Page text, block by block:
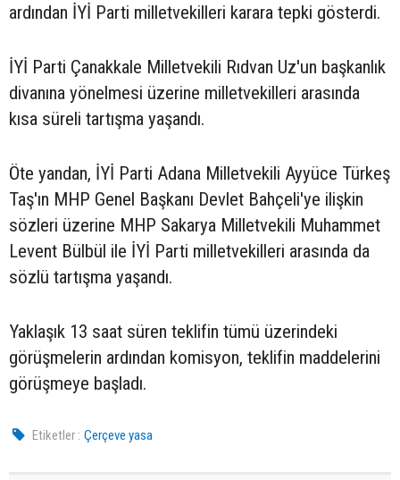
ardından İYİ Parti milletvekilleri karara tepki gösterdi.
İYİ Parti Çanakkale Milletvekili Rıdvan Uz'un başkanlık
divanına yönelmesi üzerine milletvekilleri arasında
kısa süreli tartışma yaşandı.
Öte yandan, İYİ Parti Adana Milletvekili Ayyüce Türkeş
Taş'ın MHP Genel Başkanı Devlet Bahçeli'ye ilişkin
sözleri üzerine MHP Sakarya Milletvekili Muhammet
Levent Bülbül ile İYİ Parti milletvekilleri arasında da
sözlü tartışma yaşandı.
Yaklaşık 13 saat süren teklifin tümü üzerindeki
görüşmelerin ardından komisyon, teklifin maddelerini
görüşmeye başladı.
Etiketler : Çerçeve yasa